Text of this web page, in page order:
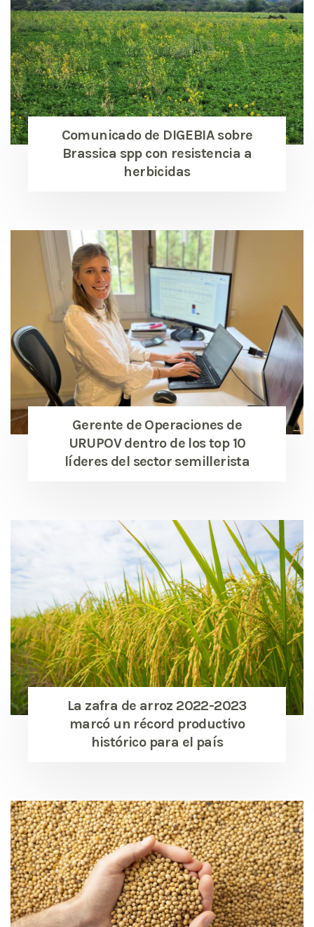
Comunicado de DIGEBIA sobre
Brassica spp con resistencia a
herbicidas
Gerente de Operaciones de
URUPOV dentro de los top 10
líderes del sector semillerista
La zafra de arroz 2022-2023
marcó un récord productivo
histórico para el país